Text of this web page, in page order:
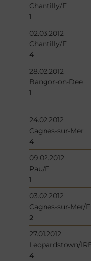
Chantilly/F
1
02.03.2012
Chantilly/F
4
28.02.2012
Bangor-on-Dee
1
24.02.2012
Cagnes-sur-Mer
4
09.02.2012
Pau/F
1
03.02.2012
Cagnes-sur-Mer/F
2
27.01.2012
Leopardstown/
4